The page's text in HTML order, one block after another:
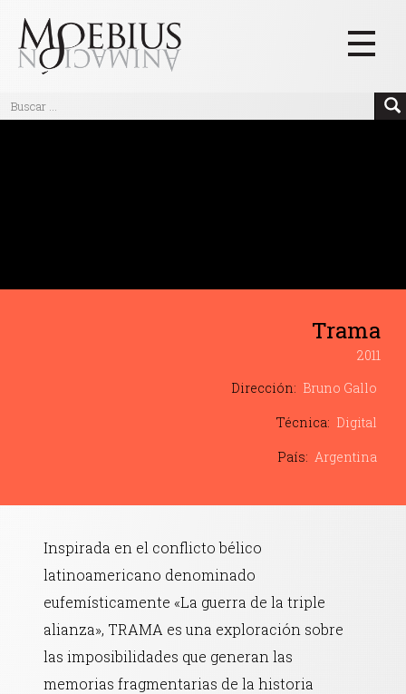
Inicio
Trama
2011
Dirección: Bruno Gallo
Técnica: Digital
País: Argentina
Inspirada en el conflicto bélico
latinoamericano denominado
eufemísticamente «La guerra de la triple
alianza», TRAMA es una exploración sobre
las imposibilidades que generan las
memorias fragmentarias de la historia